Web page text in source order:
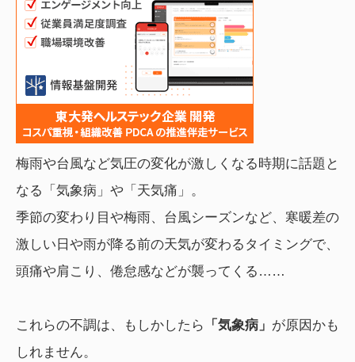
梅雨や台風など気圧の変化が激しくなる時期に話題と
なる「気象病」や「天気痛」。
季節の変わり目や梅雨、台風シーズンなど、寒暖差の
激しい日や雨が降る前の天気が変わるタイミングで、
頭痛や肩こり、倦怠感などが襲ってくる……
これらの不調は、もしかしたら 「気象病」 が原因かも
しれません。